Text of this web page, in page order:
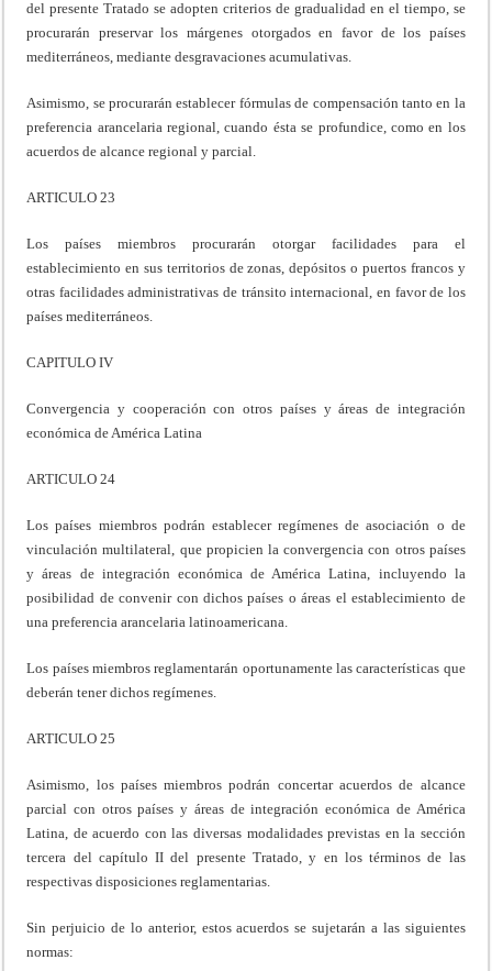
del presente Tratado se adopten criterios de gradualidad en el tiempo, se
procurarán preservar los márgenes otorgados en favor de los países
mediterráneos, mediante desgravaciones acumulativas.
Asimismo, se procurarán establecer fórmulas de compensación tanto en la
preferencia arancelaria regional, cuando ésta se profundice, como en los
acuerdos de alcance regional y parcial.
ARTICULO 23
Los países miembros procurarán otorgar facilidades para el
establecimiento en sus territorios de zonas, depósitos o puertos francos y
otras facilidades administrativas de tránsito internacional, en favor de los
países mediterráneos.
CAPITULO IV
Convergencia y cooperación con otros países y áreas de integración
económica de América Latina
ARTICULO 24
Los países miembros podrán establecer regímenes de asociación o de
vinculación multilateral, que propicien la convergencia con otros países
y áreas de integración económica de América Latina, incluyendo la
posibilidad de convenir con dichos países o áreas el establecimiento de
una preferencia arancelaria latinoamericana.
Los países miembros reglamentarán oportunamente las características que
deberán tener dichos regímenes.
ARTICULO 25
Asimismo, los países miembros podrán concertar acuerdos de alcance
parcial con otros países y áreas de integración económica de América
Latina, de acuerdo con las diversas modalidades previstas en la sección
tercera del capítulo II del presente Tratado, y en los términos de las
respectivas disposiciones reglamentarias.
Sin perjuicio de lo anterior, estos acuerdos se sujetarán a las siguientes
normas: